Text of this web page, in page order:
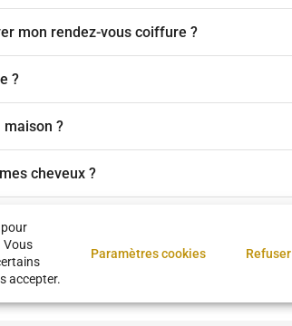
mon rendez-vous coiffure ?
?
?
cheveux ?
bouclés ou raides ?
moi ?
Vous
accepter.
Paramètres cookies Refuser